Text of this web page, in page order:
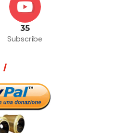
35
Subscribe